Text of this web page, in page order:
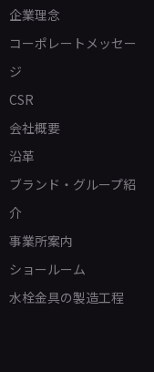
企業理念
コーポレートメッセー
ジ
CSR
会社概要
沿革
ブランド・グループ紹
介
事業所案内
ショールーム
水栓金具の製造工程